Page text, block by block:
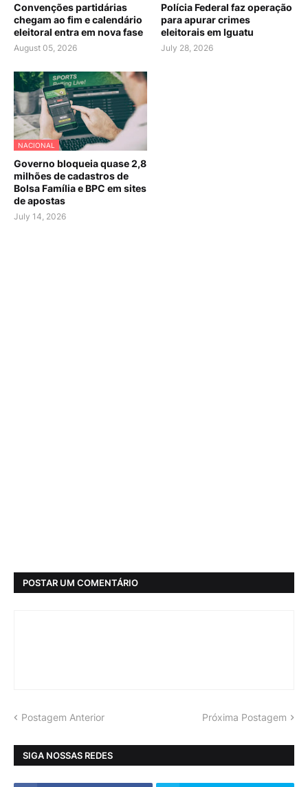
Convenções partidárias
chegam ao fim e calendário
eleitoral entra em nova fase
August 05, 2026
Polícia Federal faz operação
para apurar crimes
eleitorais em Iguatu
July 28, 2026
NACIONAL
Governo bloqueia quase 2,8
milhões de cadastros de
Bolsa Família e BPC em sites
de apostas
July 14, 2026
POSTAR UM COMENTÁRIO
Postagem Anterior Próxima Postagem
SIGA NOSSAS REDES